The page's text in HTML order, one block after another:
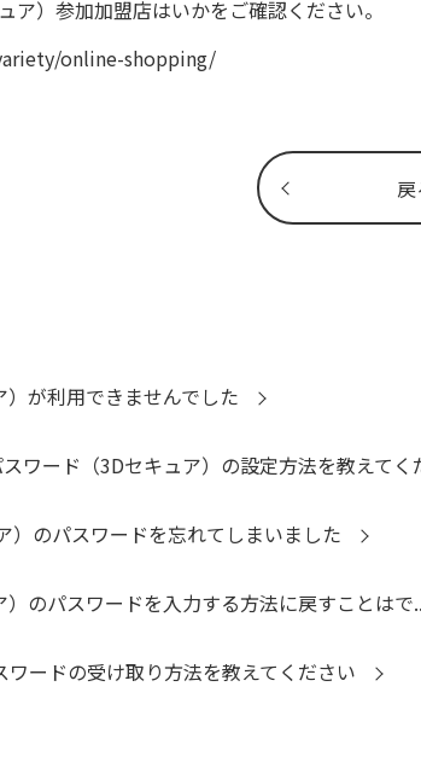
戻
ア）参加加盟店はいかをご確認ください。
online-shopping/
が利用できませんでした
ワード（3Dセキュア）の設定方法を教えてく
のパスワードを忘れてしまいました
のパスワードを入力する方法に戻すことはで
ードの受け取り方法を教えてください